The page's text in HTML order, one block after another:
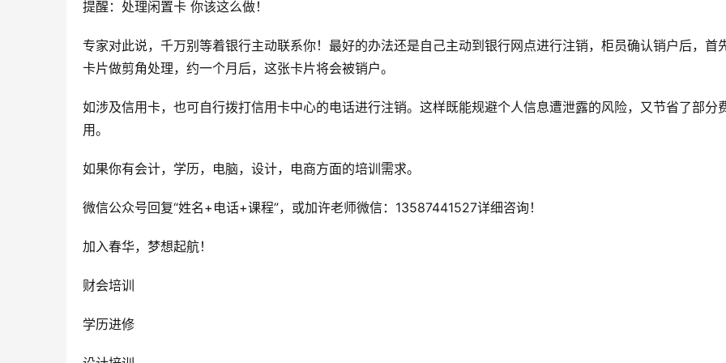
提醒：处理闲置卡 你该这么做！
专家对此说，千万别等着银行主动联系你！最好的办法还是自己主动到银行网点进行注销，柜员确认销户后，首
卡片做剪角处理，约一个月后，这张卡片将会被销户。
如涉及信用卡，也可自行拨打信用卡中心的电话进行注销。这样既能规避个人信息遭泄露的风险，又节省了部分
用。
如果你有会计，学历，电脑，设计，电商方面的培训需求。
微信公众号回复“姓名+电话+课程”，或加许老师微信：13587441527详细咨询！
加入春华，梦想起航！
财会培训
学历进修